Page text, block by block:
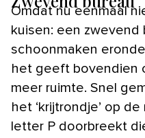
Omdat nu eenmaal
kuisen: een
schoonmaken
het geeft bovendien
meer ruimte. Snel
het ‘krijtrondje’ op
letter P doorbreekt